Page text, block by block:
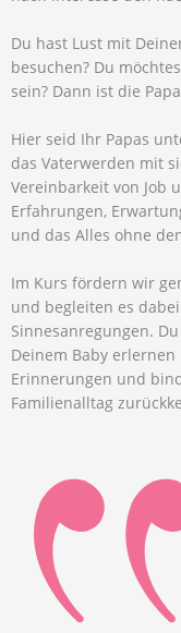
Du hast Lust mit
besuchen? Du
sein? Dann ist die
Hier seid Ihr Papas
das Vaterwerden mit
Vereinbarkeit von Job
Erfahrungen,
und das Alles ohne
Im Kurs fördern wir
und begleiten es
Sinnesanregungen.
Deinem Baby
Erinnerungen und
Familienalltag